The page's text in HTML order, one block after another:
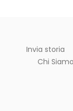
Invia storia
Chi